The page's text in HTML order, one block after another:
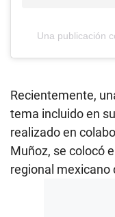
Una publicación
Recientemente,
tema incluido en
realizado en
Muñoz, se colocó
regional mexicano